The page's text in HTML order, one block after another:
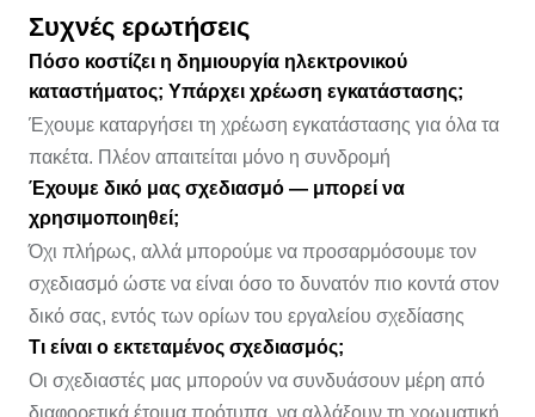
Συχνές ερωτήσεις
Πόσο κοστίζει η δημιουργία ηλεκτρονικού
καταστήματος; Υπάρχει χρέωση εγκατάστασης;
Έχουμε καταργήσει τη χρέωση εγκατάστασης για όλα τα
πακέτα. Πλέον απαιτείται μόνο η συνδρομή
Έχουμε δικό μας σχεδιασμό — μπορεί να
χρησιμοποιηθεί;
Όχι πλήρως, αλλά μπορούμε να προσαρμόσουμε τον
σχεδιασμό ώστε να είναι όσο το δυνατόν πιο κοντά στον
δικό σας, εντός των ορίων του εργαλείου σχεδίασης
Τι είναι ο εκτεταμένος σχεδιασμός;
Οι σχεδιαστές μας μπορούν να συνδυάσουν μέρη από
διαφορετικά έτοιμα πρότυπα, να αλλάξουν τη χρωματική